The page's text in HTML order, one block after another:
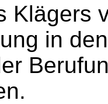
Klägers
in